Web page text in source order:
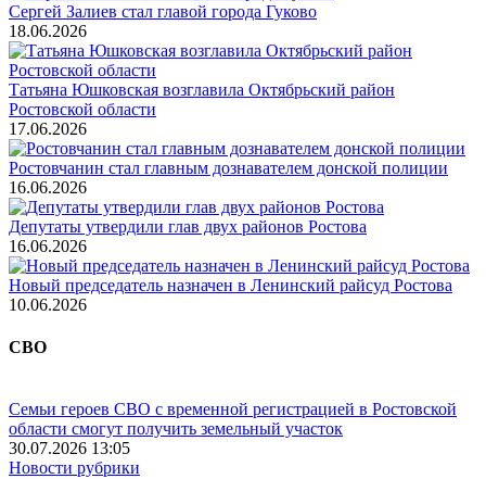
Сергей Залиев стал главой города Гуково
18.06.2026
Татьяна Юшковская возглавила Октябрьский район
Ростовской области
17.06.2026
Ростовчанин стал главным дознавателем донской полиции
16.06.2026
Депутаты утвердили глав двух районов Ростова
16.06.2026
Новый председатель назначен в Ленинский райсуд Ростова
10.06.2026
СВО
Семьи героев СВО с временной регистрацией в Ростовской
области смогут получить земельный участок
30.07.2026 13:05
Новости рубрики